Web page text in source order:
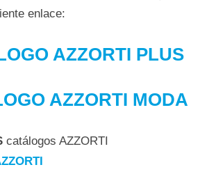
enlace:
AZZORTI PLUS
AZZORTI MODA
catálogos AZZORTI